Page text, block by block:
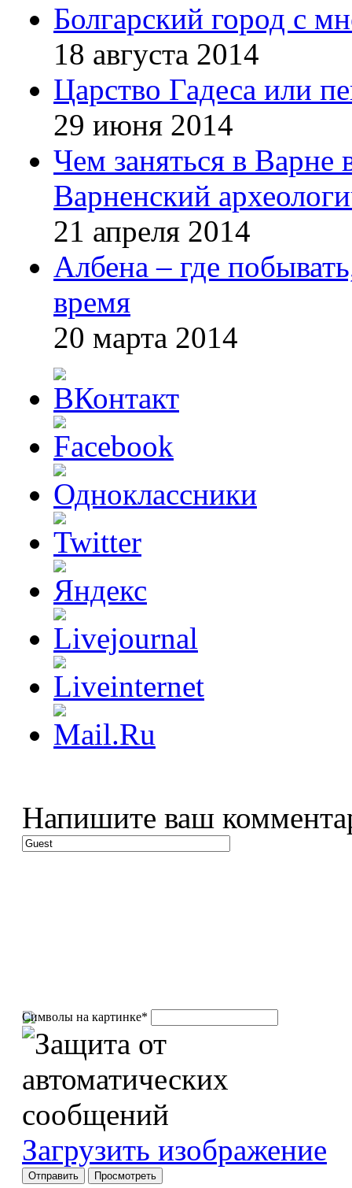
Болгарский город с
18 августа 2014
Царство Гадеса или
29 июня 2014
Чем заняться в Варне
Варненский
21 апреля 2014
Албена – где
время
20 марта 2014
Напишите ваш
Символы на картинке*
Загрузить изображение